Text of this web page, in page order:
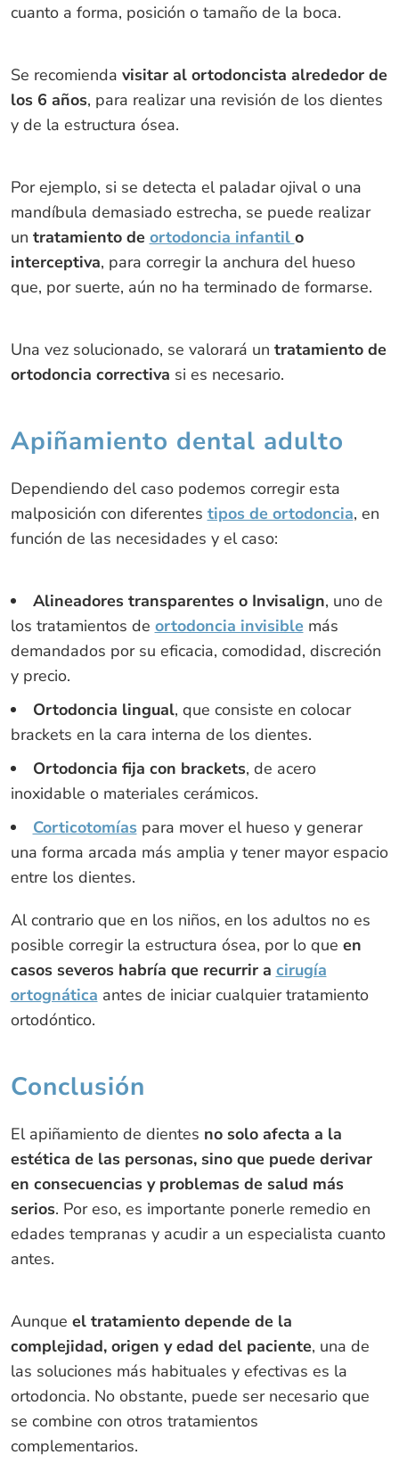
cuanto a forma, posición o tamaño de la boca.
Se recomienda visitar al ortodoncista alrededor de
los 6 años, para realizar una revisión de los dientes
y de la estructura ósea.
Por ejemplo, si se detecta el paladar ojival o una
mandíbula demasiado estrecha, se puede realizar
un tratamiento de ortodoncia infantil o
interceptiva, para corregir la anchura del hueso
que, por suerte, aún no ha terminado de formarse.
Una vez solucionado, se valorará un tratamiento de
ortodoncia correctiva si es necesario.
Apiñamiento dental adulto
Dependiendo del caso podemos corregir esta
malposición con diferentes tipos de ortodoncia, en
función de las necesidades y el caso:
Alineadores transparentes o Invisalign, uno de
los tratamientos de ortodoncia invisible más
demandados por su eficacia, comodidad, discreción
y precio.
Ortodoncia lingual, que consiste en colocar
brackets en la cara interna de los dientes.
Ortodoncia fija con brackets, de acero
inoxidable o materiales cerámicos.
Corticotomías para mover el hueso y generar
una forma arcada más amplia y tener mayor espacio
entre los dientes.
Al contrario que en los niños, en los adultos no es
posible corregir la estructura ósea, por lo que en
casos severos habría que recurrir a cirugía
ortognática antes de iniciar cualquier tratamiento
ortodóntico.
Conclusión
El apiñamiento de dientes no solo afecta a la
estética de las personas, sino que puede derivar
en consecuencias y problemas de salud más
serios. Por eso, es importante ponerle remedio en
edades tempranas y acudir a un especialista cuanto
antes.
Aunque el tratamiento depende de la
complejidad, origen y edad del paciente, una de
las soluciones más habituales y efectivas es la
ortodoncia. No obstante, puede ser necesario que
se combine con otros tratamientos
complementarios.